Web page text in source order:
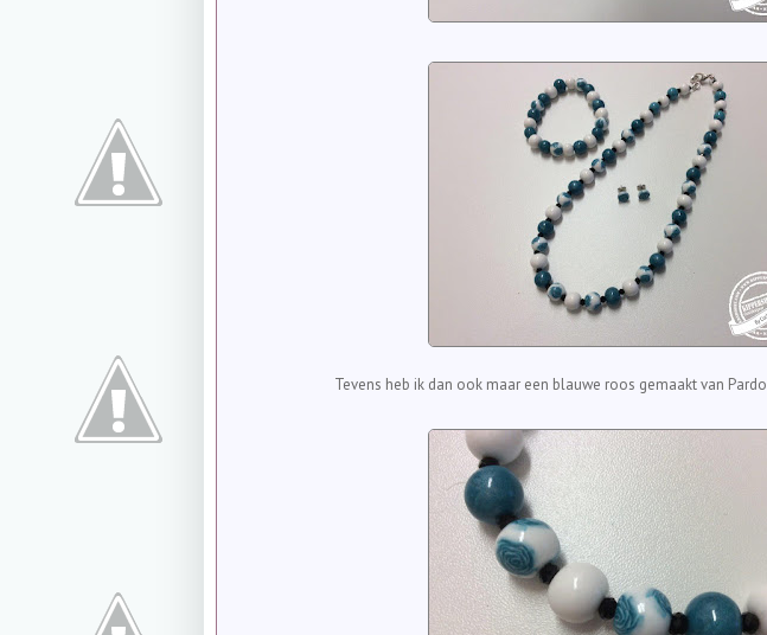
Tevens heb ik dan ook maar een blauwe roos gemaakt van Pardo